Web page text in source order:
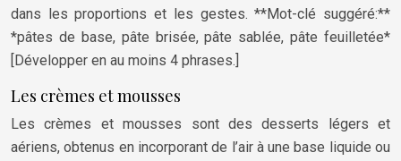
dans les proportions et les gestes. **Mot-clé suggéré:**
*pâtes de base, pâte brisée, pâte sablée, pâte feuilletée*
[Développer en au moins 4 phrases.]
Les crèmes et mousses
Les crèmes et mousses sont des desserts légers et
aériens, obtenus en incorporant de l’air à une base liquide ou